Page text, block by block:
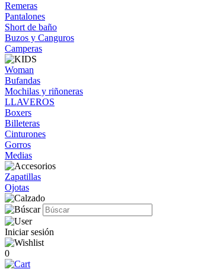
Remeras
Pantalones
Short de baño
Buzos y Canguros
Camperas
Woman
Bufandas
Mochilas y riñoneras
LLAVEROS
Boxers
Billeteras
Cinturones
Gorros
Medias
Zapatillas
Ojotas
Iniciar sesión
0